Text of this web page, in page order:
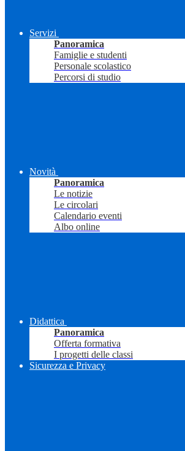
Servizi
Panoramica
Famiglie e studenti
Personale scolastico
Percorsi di studio
Novità
Panoramica
Le notizie
Le circolari
Calendario eventi
Albo online
Didattica
Panoramica
Offerta formativa
I progetti delle classi
Sicurezza e Privacy